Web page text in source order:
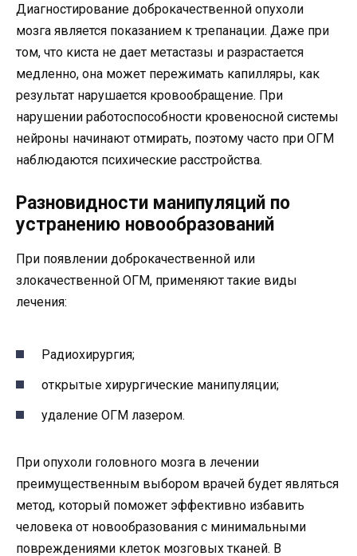
Диагностирование доброкачественной опухоли
мозга является показанием к трепанации. Даже при
том, что киста не дает метастазы и разрастается
медленно, она может пережимать капилляры, как
результат нарушается кровообращение. При
нарушении работоспособности кровеносной системы
нейроны начинают отмирать, поэтому часто при ОГМ
наблюдаются психические расстройства.
Разновидности манипуляций по
устранению новообразований
При появлении доброкачественной или
злокачественной ОГМ, применяют такие виды
лечения:
Радиохирургия;
открытые хирургические манипуляции;
удаление ОГМ лазером.
При опухоли головного мозга в лечении
преимущественным выбором врачей будет являться
метод, который поможет эффективно избавить
человека от новообразования с минимальными
повреждениями клеток мозговых тканей. В